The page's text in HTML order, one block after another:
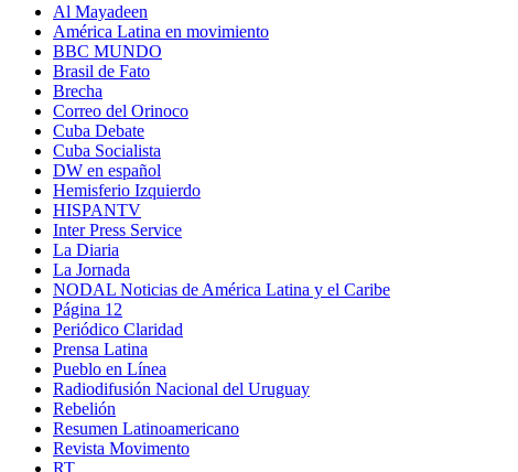
Al Mayadeen
América Latina en movimiento
BBC MUNDO
Brasil de Fato
Brecha
Correo del Orinoco
Cuba Debate
Cuba Socialista
DW en español
Hemisferio Izquierdo
HISPANTV
Inter Press Service
La Diaria
La Jornada
NODAL Noticias de América Latina y el Caribe
Página 12
Periódico Claridad
Prensa Latina
Pueblo en Línea
Radiodifusión Nacional del Uruguay
Rebelión
Resumen Latinoamericano
Revista Movimento
RT